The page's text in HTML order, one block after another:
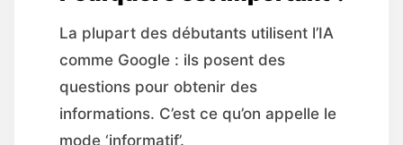
La plupart des débutants utilisent l’IA
comme Google : ils posent des
questions pour obtenir des
informations. C’est ce qu’on appelle le
mode ‘informatif’.